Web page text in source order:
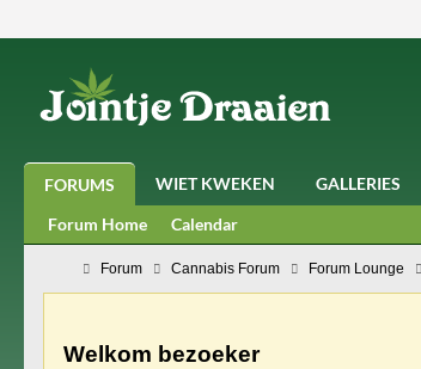
FORUMS WIET KWEKEN GALLERIES
Forum Home
Calendar
Forum Cannabis Forum Forum Lounge
Welkom bezoeker